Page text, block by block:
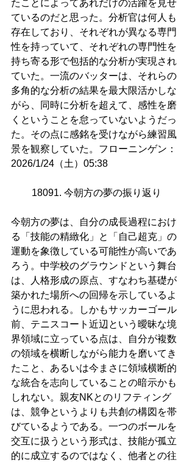
たことによってあれだけの活躍を見せ
ているのだと思った。分析官は何人も
存在しており、それぞれが異なる専門
性を持っていて、それぞれの専門性を
持ち寄る形で包括的な分析が実現され
ていた。一流のバッターは、それらの
多角的な分析の結果を最大限活かしな
がら、同時に分析を超えて、感性を磨
くということを怠っていないようだっ
た。その点に感銘を受けながら練習風
景を観察していた。フローニンゲン：
2026/1/24（土）05:38
18091. 今朝方の夢の振り返り
今朝方の夢は、自分の成長過程におけ
る「技能の精緻化」と「自己超克」の
運動を象徴している可能性が高いであ
ろう。中学校のグラウンドという舞台
は、人格形成の原点、すなわち基礎が
築かれた場所への回帰を示しているよ
うに思われる。しかもサッカーゴール
前、テニスコート近辺という曖昧な境
界領域に立っている点は、自分が複数
の領域を横断しながら能力を磨いてき
たこと、あるいは今まさに領域横断的
な統合を志向していることの暗示かも
しれない。親友NKとのリフティング
は、競争というよりも共創の構図を帯
びているようである。一つのボールを
交互に扱うという形式は、技能が孤立
的に成立するのではなく、他者との往